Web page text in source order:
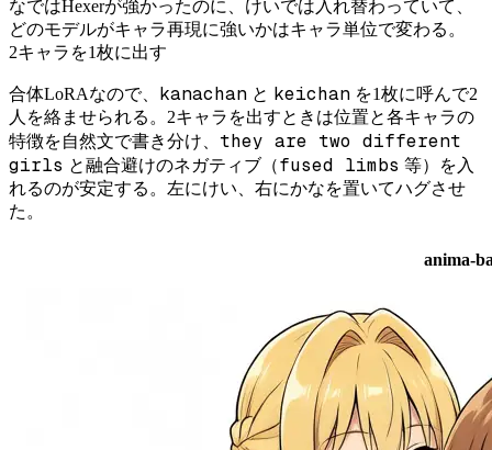
なではHexerが強かったのに、けいでは入れ替わっていて、
どのモデルがキャラ再現に強いかはキャラ単位で変わる。
2キャラを1枚に出す
合体LoRAなので、 kanachan と keichan を1枚に呼んで2
人を絡ませられる。2キャラを出すときは位置と各キャラの
特徴を自然文で書き分け、 they are two different
girls と融合避けのネガティブ（fused limbs 等）を入
れるのが安定する。左にけい、右にかなを置いてハグさせ
た。
anima-